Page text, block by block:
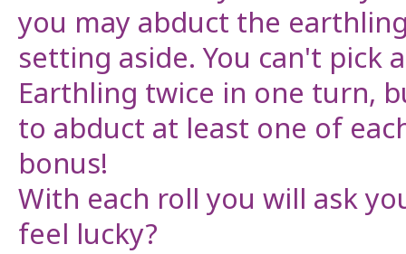
you may abduct the
setting aside. You can't pick
Earthling twice in one turn,
to abduct at least one of
bonus!
With each roll you will ask
feel lucky?